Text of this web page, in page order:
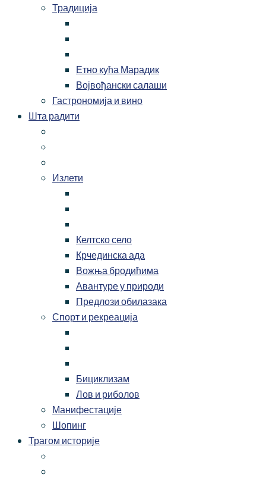
Традиција
Етно кућа Марадик
Војвођански салаши
Гастрономија и вино
Шта радити
Излети
Келтско село
Крчединска ада
Вожња бродићима
Авантуре у природи
Предлози обилазака
Спорт и рекреација
Бициклизам
Лов и риболов
Манифестације
Шопинг
Трагом историје